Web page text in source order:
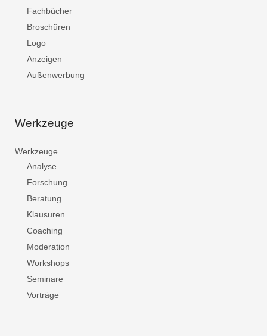
Fachbücher
Broschüren
Logo
Anzeigen
Außenwerbung
Werkzeuge
Werkzeuge
Analyse
Forschung
Beratung
Klausuren
Coaching
Moderation
Workshops
Seminare
Vorträge